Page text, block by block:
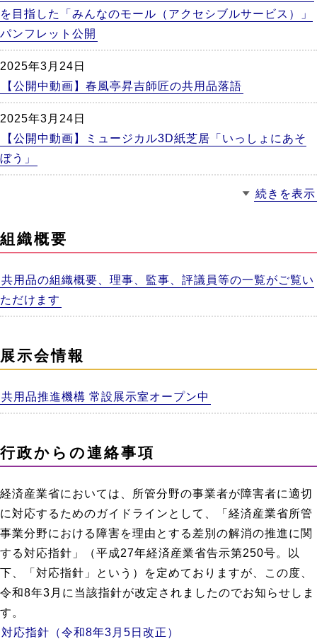
を目指した「みんなのモール（アクセシブルサービス）」
パンフレット公開
2025年3月24日
【公開中動画】春風亭昇吉師匠の共用品落語
2025年3月24日
【公開中動画】ミュージカル3D紙芝居「いっしょにあそ
ぼう」
続きを表示
組織概要
共用品の組織概要、理事、監事、評議員等の一覧がご覧い
ただけます
展示会情報
共用品推進機構 常設展示室オープン中
行政からの連絡事項
経済産業省においては、所管分野の事業者が障害者に適切
に対応するためのガイドラインとして、「経済産業省所管
事業分野における障害を理由とする差別の解消の推進に関
する対応指針」（平成27年経済産業省告示第250号。以
下、「対応指針」という）を定めておりますが、この度、
令和8年3月に当該指針が改定されましたのでお知らせしま
す。
対応指針（令和8年3月5日改正）